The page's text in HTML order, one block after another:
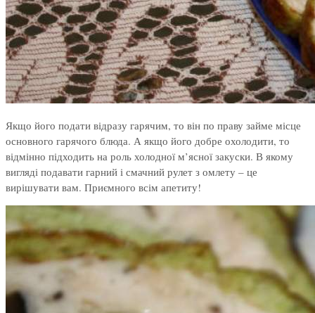
Якщо його подати відразу гарячим, то він по праву займе місце
основного гарячого блюда. А якщо його добре охолодити, то
відмінно підходить на роль холодної м’ясної закуски. В якому
вигляді подавати гарний і смачний рулет з омлету – це
вирішувати вам. Приємного всім апетиту!